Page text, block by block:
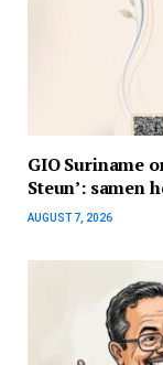
GIO Suriname
Steun’: samen
AUGUST 7, 2026